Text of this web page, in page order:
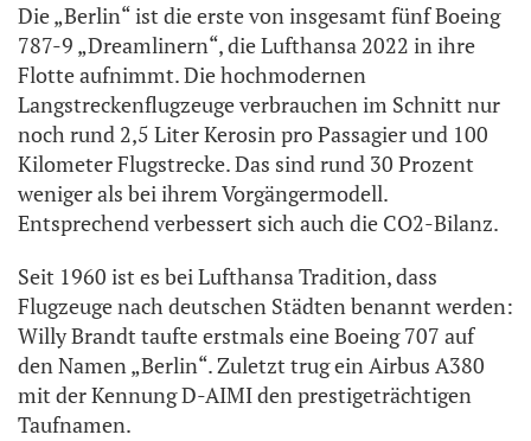
Die „Berlin“ ist die erste von insgesamt fünf Boeing
787-9 „Dreamlinern“, die Lufthansa 2022 in ihre
Flotte aufnimmt. Die hochmodernen
Langstreckenflugzeuge verbrauchen im Schnitt nur
noch rund 2,5 Liter Kerosin pro Passagier und 100
Kilometer Flugstrecke. Das sind rund 30 Prozent
weniger als bei ihrem Vorgängermodell.
Entsprechend verbessert sich auch die CO2-Bilanz.
Seit 1960 ist es bei Lufthansa Tradition, dass
Flugzeuge nach deutschen Städten benannt werden:
Willy Brandt taufte erstmals eine Boeing 707 auf
den Namen „Berlin“. Zuletzt trug ein Airbus A380
mit der Kennung D-AIMI den prestigeträchtigen
Taufnamen.